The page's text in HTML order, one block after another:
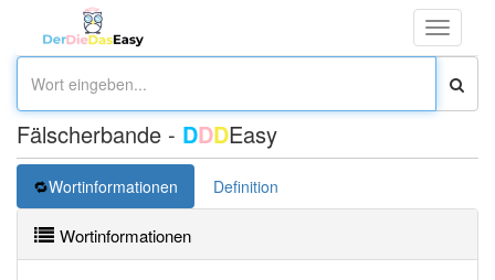
Toggle
Fälscherbande - DDDEasy
Wortinformationen Definition
Wortinformationen